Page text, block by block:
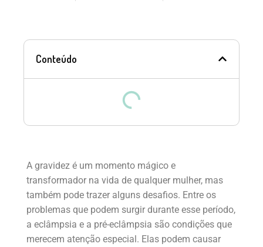
Conteúdo
A gravidez é um momento mágico e
transformador na vida de qualquer mulher, mas
também pode trazer alguns desafios. Entre os
problemas que podem surgir durante esse período,
a eclâmpsia e a pré-eclâmpsia são condições que
merecem atenção especial. Elas podem causar